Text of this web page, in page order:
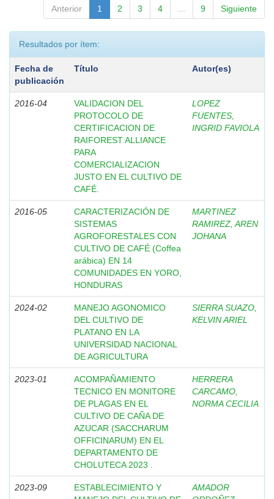
Anterior 1 2 3 4 9 Siguiente
Resultados por ítem:
Fecha de
publicación
Título Autor(es)
2016-04
VALIDACION DEL
PROTOCOLO DE
CERTIFICACION DE
RAIFOREST ALLIANCE
PARA
COMERCIALIZACION
JUSTO EN EL CULTIVO DE
CAFÉ.
LOPEZ
FUENTES,
INGRID FAVIOLA
2016-05
CARACTERIZACIÓN DE
SISTEMAS
AGROFORESTALES CON
CULTIVO DE CAFÉ (Coffea
arábica) EN 14
COMUNIDADES EN YORO,
HONDURAS
MARTINEZ
RAMIREZ, AREN
JOHANA
2024-02
MANEJO AGONOMICO
DEL CULTIVO DE
PLATANO EN LA
UNIVERSIDAD NACIONAL
DE AGRICULTURA
SIERRA SUAZO,
KELVIN ARIEL
2023-01
ACOMPAÑAMIENTO
TECNICO EN MONITORE
DE PLAGAS EN EL
CULTIVO DE CAÑA DE
AZUCAR (SACCHARUM
OFFICINARUM) EN EL
DEPARTAMENTO DE
CHOLUTECA 2023 .
HERRERA
CARCAMO,
NORMA CECILIA
2023-09
ESTABLECIMIENTO Y
AMADOR